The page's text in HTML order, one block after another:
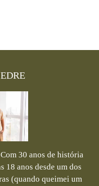
30 anos de história
18 anos desde um dos
(quando queimei um